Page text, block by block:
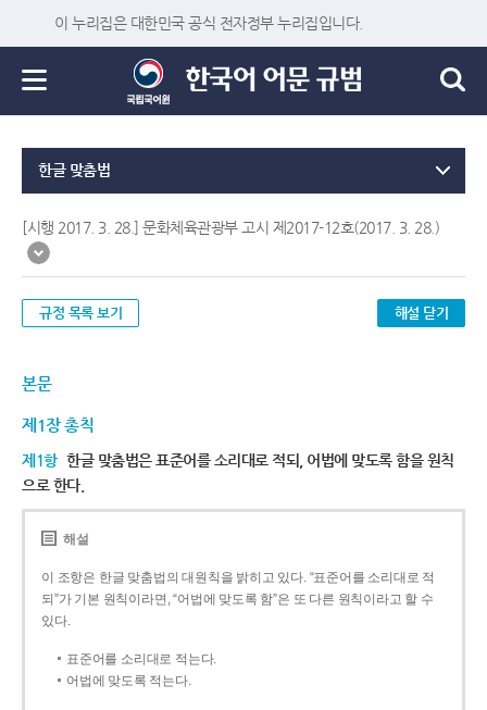
이 누리집은 대한민국 공식 전자정부 누리집입니다.
한글 맞춤법
[시행 2017. 3. 28.] 문화체육관광부 고시 제2017-12호(2017. 3. 28.)
규정 목록 보기 해설 닫기
본문
제1장 총칙
제1항 한글 맞춤법은 표준어를 소리대로 적되, 어법에 맞도록 함을 원칙
으로 한다.
해설
이 조항은 한글 맞춤법의 대원칙을 밝히고 있다. “표준어를 소리대로 적
되”가 기본 원칙이라면, “어법에 맞도록 함”은 또 다른 원칙이라고 할 수
있다.
표준어를 소리대로 적는다.
어법에 맞도록 적는다.